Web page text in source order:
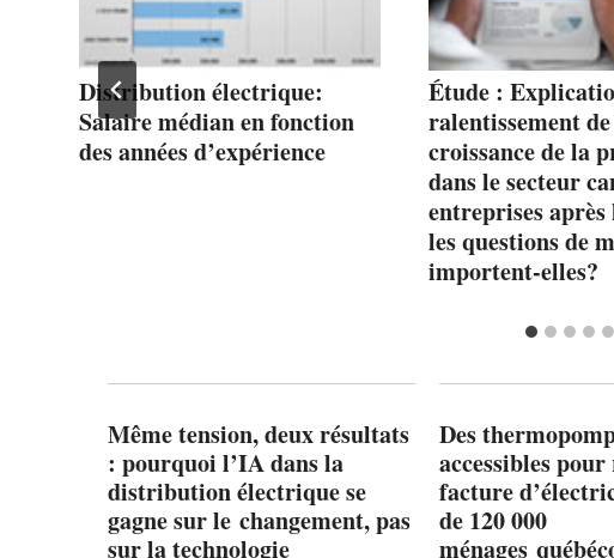
Distribution électrique:
Salaire médian en fonction
des années d’expérience
Étude :
ralentissement
croissance de la
dans le secteur
entreprises après
les questions de
importent-elles?
Même tension, deux résultats
: pourquoi l’IA dans la
distribution électrique se
gagne sur le changement, pas
sur la technologie
Des
accessibles
facture
de 120 000
ménages